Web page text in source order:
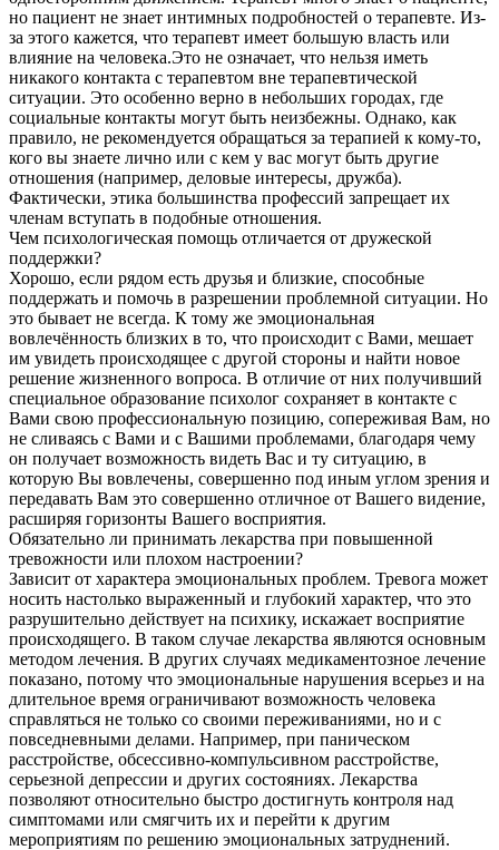
но пациент не знает интимных подробностей о терапевте. Из-
за этого кажется, что терапевт имеет большую власть или
влияние на человека.Это не означает, что нельзя иметь
никакого контакта с терапевтом вне терапевтической
ситуации. Это особенно верно в небольших городах, где
социальные контакты могут быть неизбежны. Однако, как
правило, не рекомендуется обращаться за терапией к кому-то,
кого вы знаете лично или с кем у вас могут быть другие
отношения (например, деловые интересы, дружба).
Фактически, этика большинства профессий запрещает их
членам вступать в подобные отношения.
Чем психологическая помощь отличается от дружеской
поддержки?
Хорошо, если рядом есть друзья и близкие, способные
поддержать и помочь в разрешении проблемной ситуации. Но
это бывает не всегда. К тому же эмоциональная
вовлечённость близких в то, что происходит с Вами, мешает
им увидеть происходящее с другой стороны и найти новое
решение жизненного вопроса. В отличие от них получивший
специальное образование психолог сохраняет в контакте с
Вами свою профессиональную позицию, сопереживая Вам, но
не сливаясь с Вами и с Вашими проблемами, благодаря чему
он получает возможность видеть Вас и ту ситуацию, в
которую Вы вовлечены, совершенно под иным углом зрения и
передавать Вам это совершенно отличное от Вашего видение,
расширяя горизонты Вашего восприятия.
Обязательно ли принимать лекарства при повышенной
тревожности или плохом настроении?
Зависит от характера эмоциональных проблем. Тревога может
носить настолько выраженный и глубокий характер, что это
разрушительно действует на психику, искажает восприятие
происходящего. В таком случае лекарства являются основным
методом лечения. В других случаях медикаментозное лечение
показано, потому что эмоциональные нарушения всерьез и на
длительное время ограничивают возможность человека
справляться не только со своими переживаниями, но и с
повседневными делами. Например, при паническом
расстройстве, обсессивно-компульсивном расстройстве,
серьезной депрессии и других состояниях. Лекарства
позволяют относительно быстро достигнуть контроля над
симптомами или смягчить их и перейти к другим
мероприятиям по решению эмоциональных затруднений.